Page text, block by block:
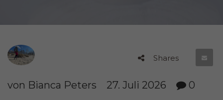
Shares
von Bianca Peters 27. Juli 2026 0